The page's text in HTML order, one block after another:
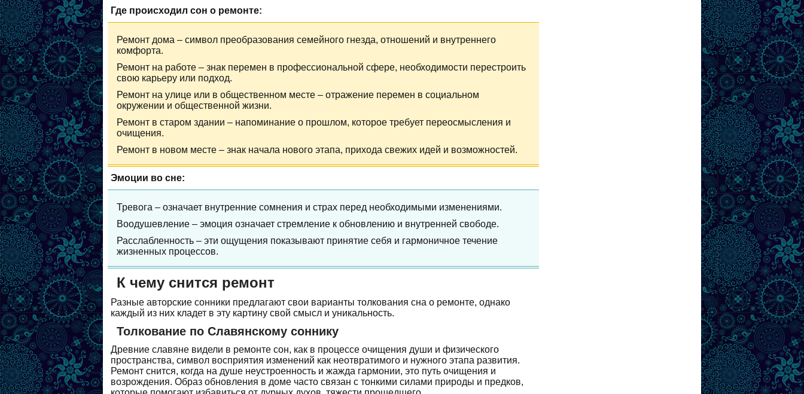
Где происходил сон о ремонте:
Ремонт дома – символ преобразования семейного гнезда, отношений и внутреннего
комфорта.
Ремонт на работе – знак перемен в профессиональной сфере, необходимости перестроить
свою карьеру или подход.
Ремонт на улице или в общественном месте – отражение перемен в социальном
окружении и общественной жизни.
Ремонт в старом здании – напоминание о прошлом, которое требует переосмысления и
очищения.
Ремонт в новом месте – знак начала нового этапа, прихода свежих идей и возможностей.
Эмоции во сне:
Тревога – означает внутренние сомнения и страх перед необходимыми изменениями.
Воодушевление – эмоция означает стремление к обновлению и внутренней свободе.
Расслабленность – эти ощущения показывают принятие себя и гармоничное течение
жизненных процессов.
К чему снится ремонт
Разные авторские сонники предлагают свои варианты толкования сна о ремонте, однако
каждый из них кладет в эту картину свой смысл и уникальность.
Толкование по Славянскому соннику
Древние славяне видели в ремонте сон, как в процессе очищения души и физического
пространства, символ восприятия изменений как неотвратимого и нужного этапа развития.
Ремонт снится, когда на душе неустроенность и жажда гармонии, это путь очищения и
возрождения. Образ обновления в доме часто связан с тонкими силами природы и предков,